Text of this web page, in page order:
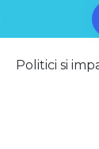
Politici si